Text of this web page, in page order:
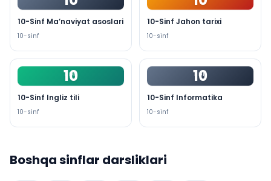
10-Sinf Ma’naviyat asoslari
10-sinf
10-Sinf Jahon tarixi
10-sinf
10
PDF
10-Sinf Ingliz tili
10-sinf
10
PDF
10-Sinf Informatika
10-sinf
Boshqa sinflar darsliklari